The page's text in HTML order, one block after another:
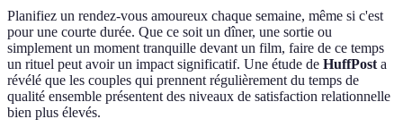
Planifiez un rendez-vous amoureux chaque semaine, même si c'est
pour une courte durée. Que ce soit un dîner, une sortie ou
simplement un moment tranquille devant un film, faire de ce temps
un rituel peut avoir un impact significatif. Une étude de HuffPost a
révélé que les couples qui prennent régulièrement du temps de
qualité ensemble présentent des niveaux de satisfaction relationnelle
bien plus élevés.